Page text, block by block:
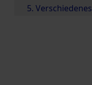
5. Verschiedenes